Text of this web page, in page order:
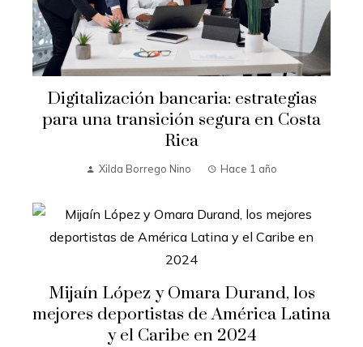
Digitalización bancaria: estrategias
para una transición segura en Costa
Rica
Xilda Borrego Nino Hace 1 año
Mijaín López y Omara Durand, los
mejores deportistas de América Latina
y el Caribe en 2024